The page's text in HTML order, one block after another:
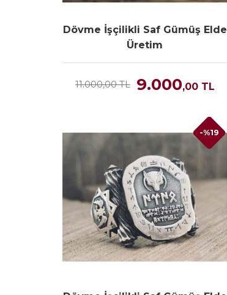
Dövme İşçilikli Saf Gümüş Elde
Üretim
11.000,00 TL 9.000,00TL
-%19